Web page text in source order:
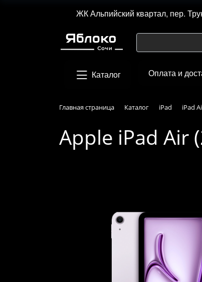
ЖК Альпийский квартал, пер.
Каталог Оплата и
Главная страница Каталог iPad iPad
Apple iPad Air